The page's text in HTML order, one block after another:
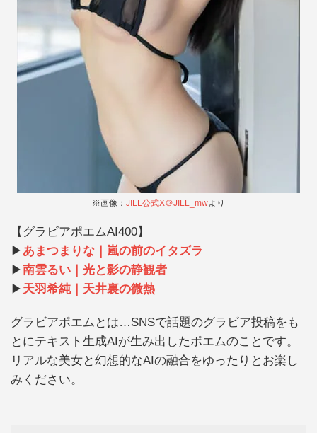
※画像： JILL公式X＠JILL_mwより
【グラビアポエムAI400】
▶︎ あまつまりな｜嵐の前のイタズラ
▶︎南雲るい｜光と影の静観者
▶︎ 天羽希純｜天井裏の微熱
グラビアポエムとは…SNSで話題のグラビア投稿をも
とにテキスト生成AIが生み出したポエムのことです。
リアルな美女と幻想的なAIの融合をゆったりとお楽し
みください。